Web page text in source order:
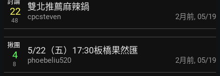
22
48
雙北推薦麻辣鍋
cpcsteven 2月前, 05/19
揪團
4
8
5/22（五）17:30板橋果然匯
phoebeliu520 2月前, 05/19